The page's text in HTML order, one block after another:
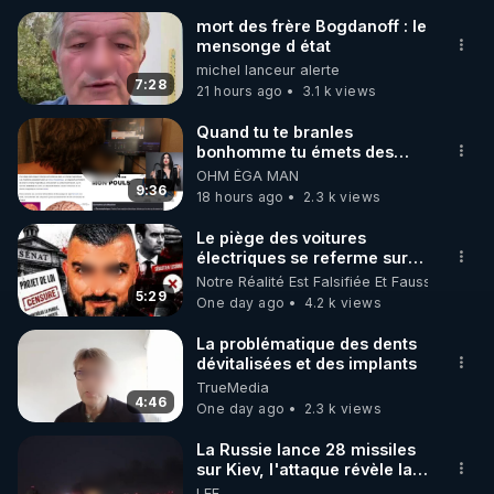
🌱 INSTAGRAM
https://www.instagram.com/rdlr_thierrycasasnovas/
http://rgnr.li/instagram
🌱 LA NEWSLETTER
Pour ne pas rater l’actualité RGNR (stages,
http://rgnr.li/news
🌱 VIDÉOS NON CENSURÉES SUR ODYSEE
Toutes les vidéos Youtube sont aussi sur la
http://rgnr.li/odysee
🌱 LES STAGES EN PRÉSENTIEL
7:28
mort des frère Bogdanoff : le
mensonge d état
michel lanceur alerte
21 hours ago
3.1 k views
9:36
Quand tu te branles
bonhomme tu émets des
ondes ils ont juste omis de
t'expliquer
OHM ÉGA MAN
18 hours ago
2.3 k views
5:29
Le piège des voitures
électriques se referme sur
les usagers !
Notre Réalité Est Falsifiée Et Fausse
One day ago
4.2 k views
4:46
La problématique des dents
dévitalisées et des implants
TrueMedia
One day ago
2.3 k views
La Russie lance 28 missiles
sur Kiev, l'attaque révèle la
faiblesse de Kiev